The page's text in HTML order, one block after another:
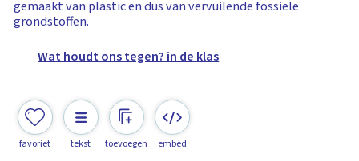
gemaakt van plastic en dus van vervuilende fossiele
grondstoffen.
Wat houdt ons tegen? in de klas
favoriet tekst toevoegen embed